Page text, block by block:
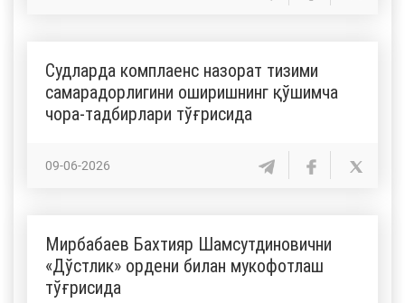
Судларда комплаенс назорат тизими
самарадорлигини оширишнинг қўшимча
чора-тадбирлари тўғрисида
09-06-2026
Мирбабаев Бахтияр Шамсутдиновични
«Дўстлик» ордени билан мукофотлаш
тўғрисида